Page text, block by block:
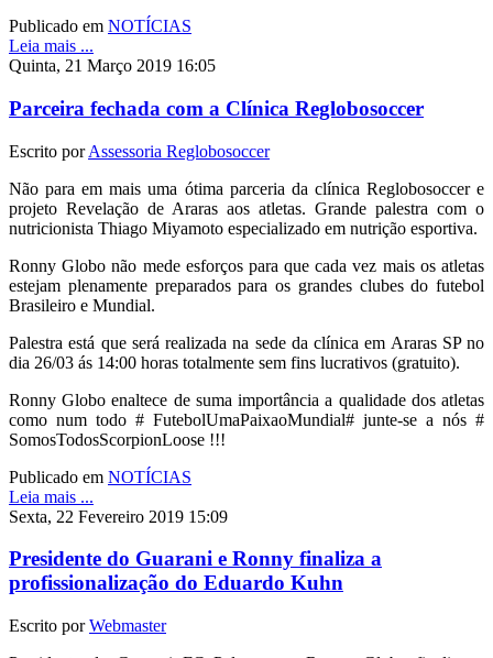
Publicado em NOTÍCIAS
Leia mais ...
Quinta, 21 Março 2019 16:05
Parceira fechada com a Clínica Reglobosoccer
Escrito porAssessoria Reglobosoccer
Não para em mais uma ótima parceria da clínica Reglobosoccer e
projeto Revelação de Araras aos atletas. Grande palestra com o
nutricionista Thiago Miyamoto especializado em nutrição esportiva.
Ronny Globo não mede esforços para que cada vez mais os atletas
estejam plenamente preparados para os grandes clubes do futebol
Brasileiro e Mundial.
Palestra está que será realizada na sede da clínica em Araras SP no
dia 26/03 ás 14:00 horas totalmente sem fins lucrativos (gratuito).
Ronny Globo enaltece de suma importância a qualidade dos atletas
como num todo # FutebolUmaPaixaoMundial# junte-se a nós #
SomosTodosScorpionLoose !!!
Publicado em NOTÍCIAS
Leia mais ...
Sexta, 22 Fevereiro 2019 15:09
Presidente do Guarani e Ronny finaliza a
profissionalização do Eduardo Kuhn
Escrito porWebmaster